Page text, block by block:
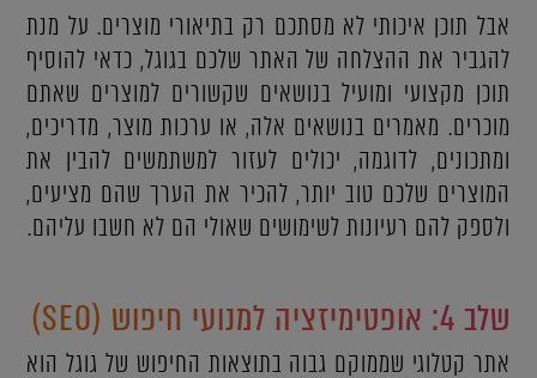
אבל תוכן איכותי לא מסתכם רק בתיאורי מוצרים. על מנת
להגביר את ההצלחה של האתר שלכם בגוגל, כדאי להוסיף
תוכן מקצועי ומועיל בנושאים שקשורים למוצרים שאתם
מוכרים. מאמרים בנושאים אלה, או ערכות מוצר, מדריכים,
ומתכונים, לדוגמה, יכולים לעזור למשתמשים להבין את
המוצרים שלכם טוב יותר, להכיר את הערך שהם מציעים,
ולספק להם רעיונות לשימושים שאולי הם לא חשבו עליהם.
שלב 4: אופטימיזציה למנועי חיפוש (SEO)
אתר קטלוגי שממוקם גבוה בתוצאות החיפוש של גוגל הוא